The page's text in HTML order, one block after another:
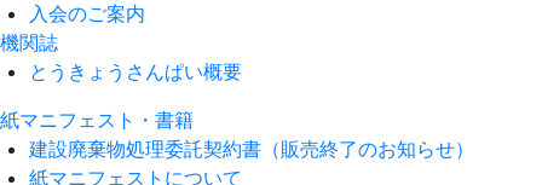
入会のご案内
機関誌
とうきょうさんぱい概要
紙マニフェスト・書籍
建設廃棄物処理委託契約書（販売終了のお知らせ）
紙マニフェストについて